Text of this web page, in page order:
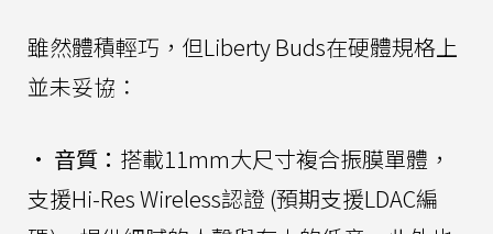
雖然體積輕巧，但Liberty Buds在硬體規格上
並未妥協：
• 音質： 搭載11mm大尺寸複合振膜單體，
支援Hi-Res Wireless認證 (預期支援LDAC編